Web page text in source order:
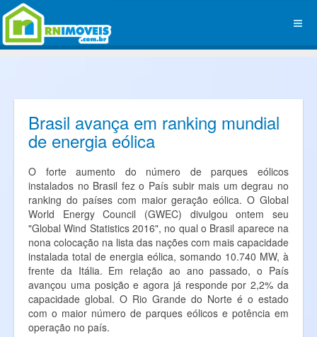
Brasil avança em ranking mundial
de energia eólica
O forte aumento do número de parques eólicos
instalados no Brasil fez o País subir mais um degrau no
ranking do países com maior geração eólica. O Global
World Energy Council (GWEC) divulgou ontem seu
"Global Wind Statistics 2016", no qual o Brasil aparece na
nona colocação na lista das nações com mais capacidade
instalada total de energia eólica, somando 10.740 MW, à
frente da Itália. Em relação ao ano passado, o País
avançou uma posição e agora já responde por 2,2% da
capacidade global. O Rio Grande do Norte é o estado
com o maior número de parques eólicos e potência em
operação no país.